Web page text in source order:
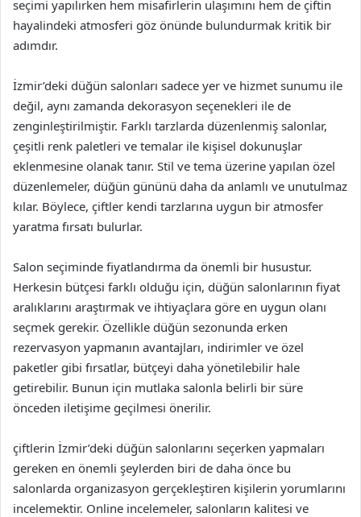
seçimi yapılırken hem misafirlerin ulaşımını hem de çiftin
hayalindeki atmosferi göz önünde bulundurmak kritik bir
adımdır.
İzmir’deki düğün salonları sadece yer ve hizmet sunumu ile
değil, aynı zamanda dekorasyon seçenekleri ile de
zenginleştirilmiştir. Farklı tarzlarda düzenlenmiş salonlar,
çeşitli renk paletleri ve temalar ile kişisel dokunuşlar
eklenmesine olanak tanır. Stil ve tema üzerine yapılan özel
düzenlemeler, düğün gününü daha da anlamlı ve unutulmaz
kılar. Böylece, çiftler kendi tarzlarına uygun bir atmosfer
yaratma fırsatı bulurlar.
Salon seçiminde fiyatlandırma da önemli bir husustur.
Herkesin bütçesi farklı olduğu için, düğün salonlarının fiyat
aralıklarını araştırmak ve ihtiyaçlara göre en uygun olanı
seçmek gerekir. Özellikle düğün sezonunda erken
rezervasyon yapmanın avantajları, indirimler ve özel
paketler gibi fırsatlar, bütçeyi daha yönetilebilir hale
getirebilir. Bunun için mutlaka salonla belirli bir süre
önceden iletişime geçilmesi önerilir.
çiftlerin İzmir’deki düğün salonlarını seçerken yapmaları
gereken en önemli şeylerden biri de daha önce bu
salonlarda organizasyon gerçekleştiren kişilerin yorumlarını
incelemektir. Online incelemeler, salonların kalitesi ve